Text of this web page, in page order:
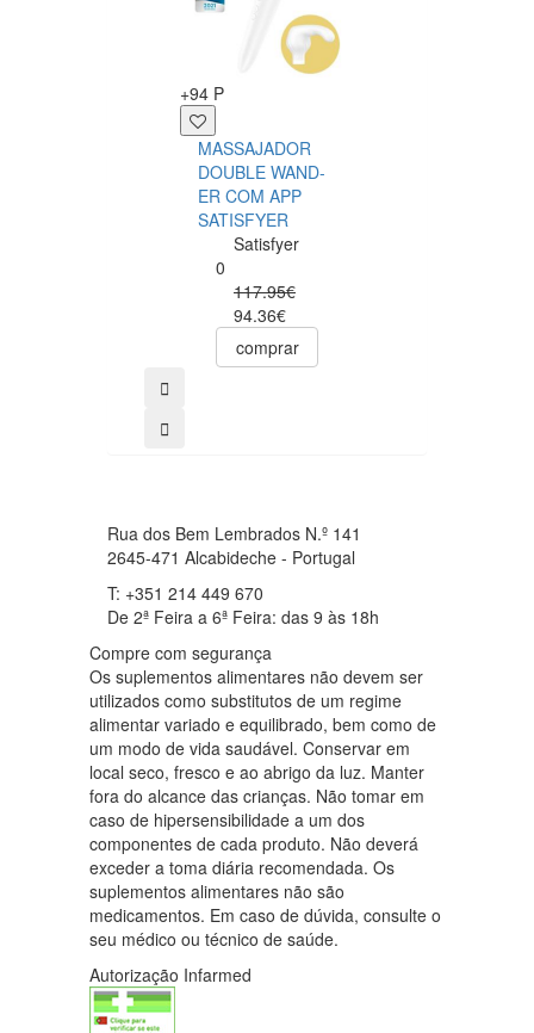
+94 P
MASSAJADOR
DOUBLE WAND-
ER COM APP
SATISFYER
Satisfyer
0
117.95€
94.36€
comprar
Rua dos Bem Lembrados N.º 141
2645-471 Alcabideche - Portugal
T: +351 214 449 670
De 2ª Feira a 6ª Feira: das 9 às 18h
Compre com segurança
Os suplementos alimentares não devem ser
utilizados como substitutos de um regime
alimentar variado e equilibrado, bem como de
um modo de vida saudável. Conservar em
local seco, fresco e ao abrigo da luz. Manter
fora do alcance das crianças. Não tomar em
caso de hipersensibilidade a um dos
componentes de cada produto. Não deverá
exceder a toma diária recomendada. Os
suplementos alimentares não são
medicamentos. Em caso de dúvida, consulte o
seu médico ou técnico de saúde.
Autorização Infarmed